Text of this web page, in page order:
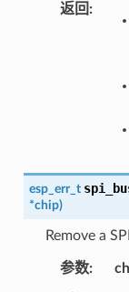
返回
esp_err_t
*chip)
Remove a
参数